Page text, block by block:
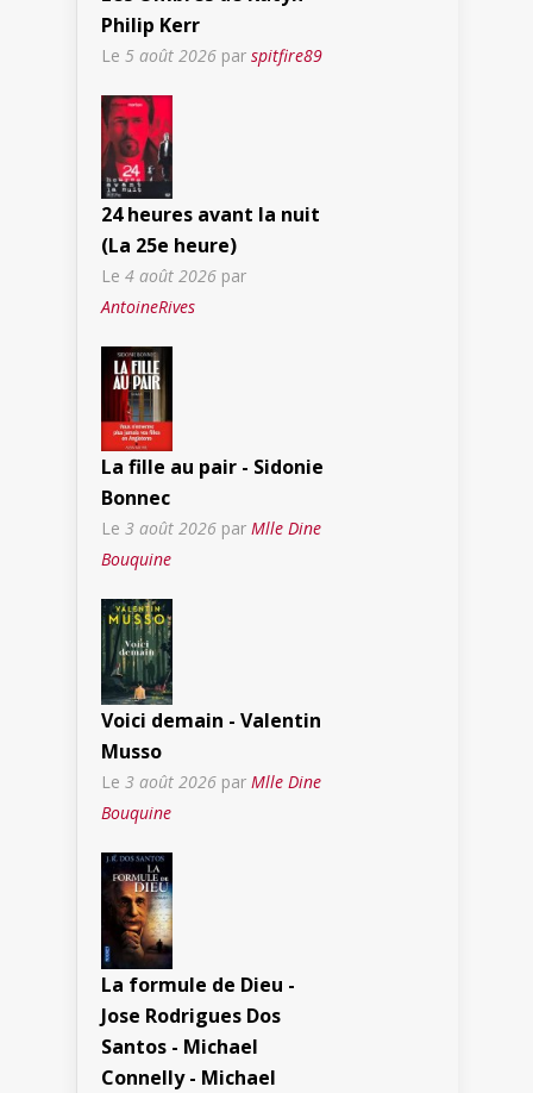
Philip Kerr
Le 5 août 2026 par spitfire89
24 heures avant la nuit
(La 25e heure)
Le 4 août 2026 par
AntoineRives
La fille au pair - Sidonie
Bonnec
Le 3 août 2026 par Mlle Dine
Bouquine
Voici demain - Valentin
Musso
Le 3 août 2026 par Mlle Dine
Bouquine
La formule de Dieu -
Jose Rodrigues Dos
Santos - Michael
Connelly - Michael